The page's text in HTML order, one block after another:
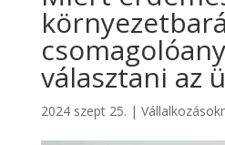
választani az
2024 szept 25. |